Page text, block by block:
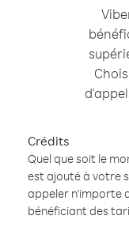
Crédits
Quel que soit le
est ajouté à votre
appeler n'importe
bénéficiant des